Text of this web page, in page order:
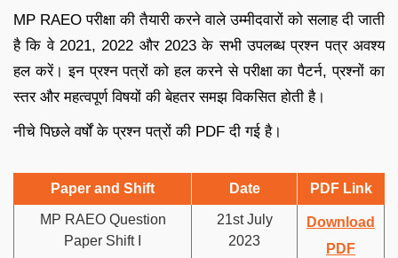
MP RAEO परीक्षा की तैयारी करने वाले उम्मीदवारों को सलाह दी जाती
है कि वे 2021, 2022 और 2023 के सभी उपलब्ध प्रश्न पत्र अवश्य
हल करें। इन प्रश्न पत्रों को हल करने से परीक्षा का पैटर्न, प्रश्नों का
स्तर और महत्वपूर्ण विषयों की बेहतर समझ विकसित होती है।
नीचे पिछले वर्षों के प्रश्न पत्रों की PDF दी गई है।
Paper and Shift Date PDF Link
MP RAEO Question
Paper Shift I
21st July
2023
Download
PDF